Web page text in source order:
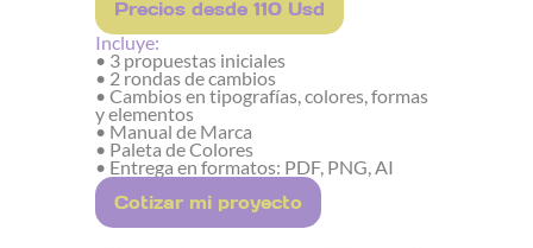
Precios desde 110 Usd
Incluye:
• 3 propuestas iniciales
• 2 rondas de cambios
• Cambios en tipografías, colores, formas
y elementos
• Manual de Marca
• Paleta de Colores
• Entrega en formatos: PDF, PNG, AI
Cotizar mi proyecto